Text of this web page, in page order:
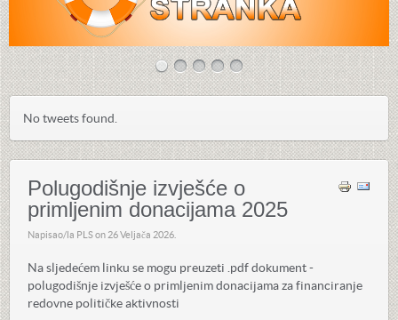
No tweets found.
Polugodišnje izvješće o
primljenim donacijama 2025
Napisao/la PLS on 26 Veljača 2026
Na sljedećem linku se mogu preuzeti .pdf dokument -
polugodišnje izvješće o primljenim donacijama za financiranje
redovne političke aktivnosti